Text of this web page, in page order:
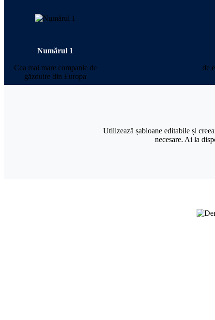
Numărul 1
Cea mai mare companie de
găzduire din Europa
de
Utilizează șabloane editabile și
necesare. Ai la